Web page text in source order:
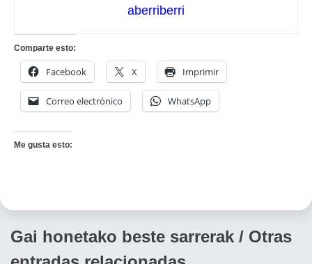
aberriberri
Comparte esto:
Facebook X Imprimir
Correo electrónico WhatsApp
Me gusta esto:
Gai honetako beste sarrerak / Otras